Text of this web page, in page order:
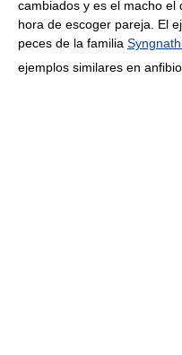
cambiados y es el macho el
hora de escoger pareja. El
peces de la familia
ejemplos similares en